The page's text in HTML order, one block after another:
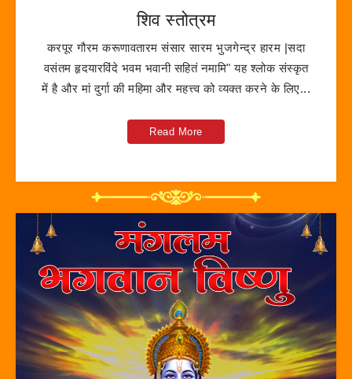
शिव स्तोत्रम
करपूर गौरम करूणावतारम संसार सारम भुजगेन्द्र हारम |सदा
वसंतम हृदयारविंदे भवम भवानी सहितं नमामि" यह श्लोक संस्कृत
में है और मां दुर्गा की महिमा और महत्त्व को व्यक्त करने के लिए...
Read More